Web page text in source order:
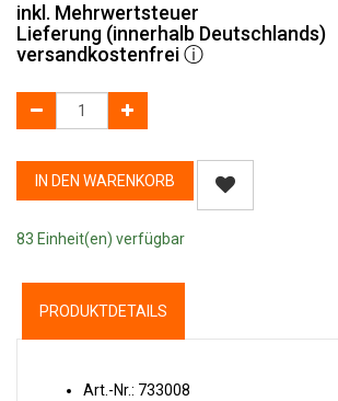
inkl. Mehrwertsteuer
Lieferung (innerhalb Deutschlands)
versandkostenfreiⓘ
IN DEN WARENKORB
83 Einheit(en) verfügbar
PRODUKTDETAILS
Art.-Nr.: 733008